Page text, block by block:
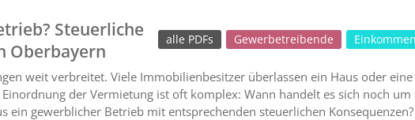
Steuerliche
Oberbayern
Gewerbetreibende
alle PDFs
weit verbreitet. Viele Immobilienbesitzer überlassen ein Haus oder eine
der Vermietung ist oft komplex: Wann handelt es sich noch um
gewerblicher Betrieb mit entsprechenden steuerlichen Konsequenzen?